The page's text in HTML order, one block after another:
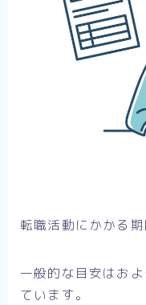
転職活動にかかる
一般的な目安はお
ています。